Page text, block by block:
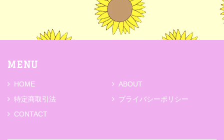
MENU
HOME
ABOUT
特定商取引法
プライバシーポリシー
CONTACT